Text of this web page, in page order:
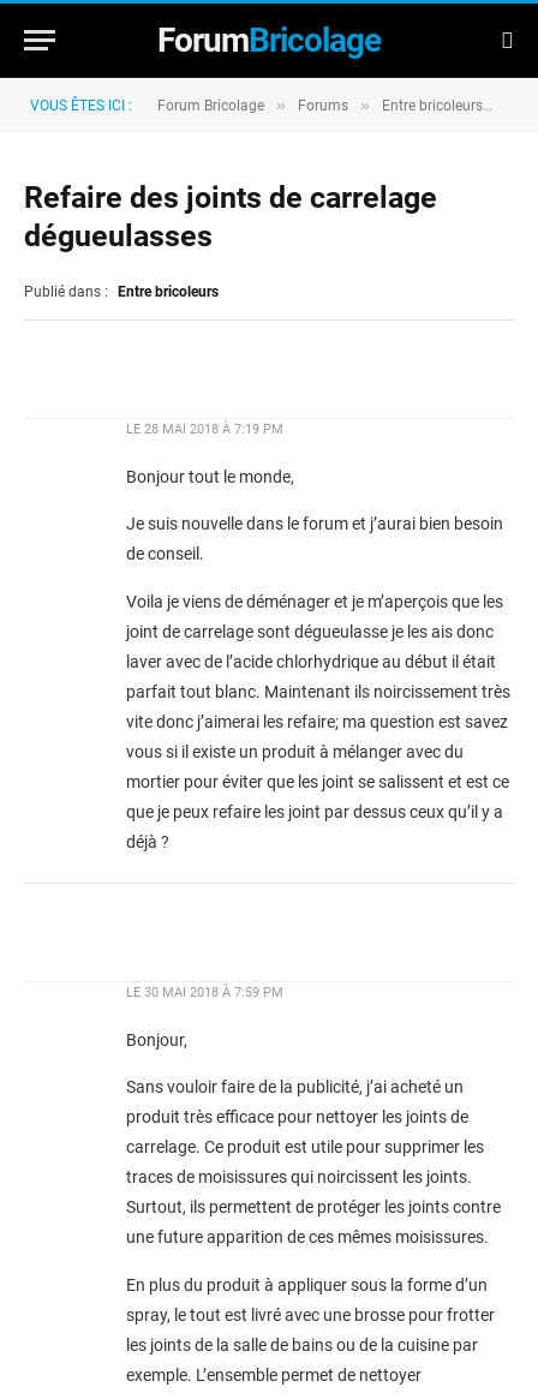
ForumBricolage
VOUS ÊTES ICI : Forum Bricolage » Forums » Entre bricoleurs
Refaire des joints de carrelage
dégueulasses
Publié dans : Entre bricoleurs
LE 28 MAI 2018 À 7:19 PM
Bonjour tout le monde,
Je suis nouvelle dans le forum et j’aurai bien besoin
de conseil.
Voila je viens de déménager et je m’aperçois que les
joint de carrelage sont dégueulasse je les ais donc
laver avec de l’acide chlorhydrique au début il était
parfait tout blanc. Maintenant ils noircissement très
vite donc j’aimerai les refaire; ma question est savez
vous si il existe un produit à mélanger avec du
mortier pour éviter que les joint se salissent et est ce
que je peux refaire les joint par dessus ceux qu’il y a
déjà ?
LE 30 MAI 2018 À 7:59 PM
Bonjour,
Sans vouloir faire de la publicité, j’ai acheté un
produit très efficace pour nettoyer les joints de
carrelage. Ce produit est utile pour supprimer les
traces de moisissures qui noircissent les joints.
Surtout, ils permettent de protéger les joints contre
une future apparition de ces mêmes moisissures.
En plus du produit à appliquer sous la forme d’un
spray, le tout est livré avec une brosse pour frotter
les joints de la salle de bains ou de la cuisine par
exemple. L’ensemble permet de nettoyer